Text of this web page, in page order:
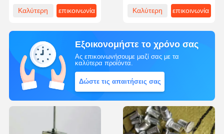
Καλύτερη
επικοινωνία
Καλύτερη
επικοινωνία
Εξοικονομήστε το χρόνο σας
Ας επικοινωνήσουμε μαζί σας με τα
καλύτερα προϊόντα.
Δώστε τις απαιτήσεις σας